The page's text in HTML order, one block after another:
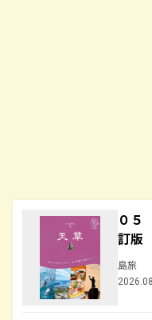
０
訂版
島旅